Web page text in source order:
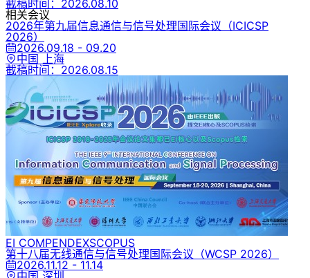
截稿时间： 2026.08.10
相关会议
2026年第九届信息通信与信号处理国际会议 （ICICSP
2026）
2026.09.18 - 09.20
中国 上海
截稿时间： 2026.08.15
EI COMPENDEXSCOPUS
第十八届无线通信与信号处理国际会议 （WCSP 2026）
2026.11.12 - 11.14